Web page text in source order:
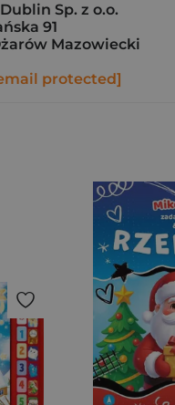
Sp. z o.o.
91
Mazowiecki
protected]